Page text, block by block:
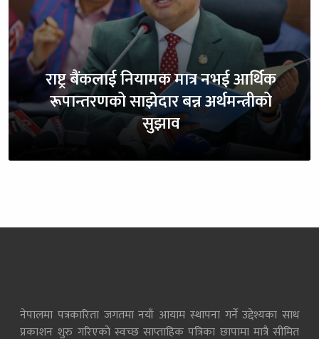
राष्ट्र बैंकलाई नियामक मात्र नभई आर्थिक
रूपान्तरणको साझेदार बन्न अर्थमन्त्रीको
सुझाव
नेपालमा पत्रकारिता जगतमा नयाँ आयाम स्थापना गर्ने उद्देश्यका साथ
प्रकाशन शुरु गरिएको स्वच्छ साप्ताहिक पत्रिका छापामा मात्रै सीमित